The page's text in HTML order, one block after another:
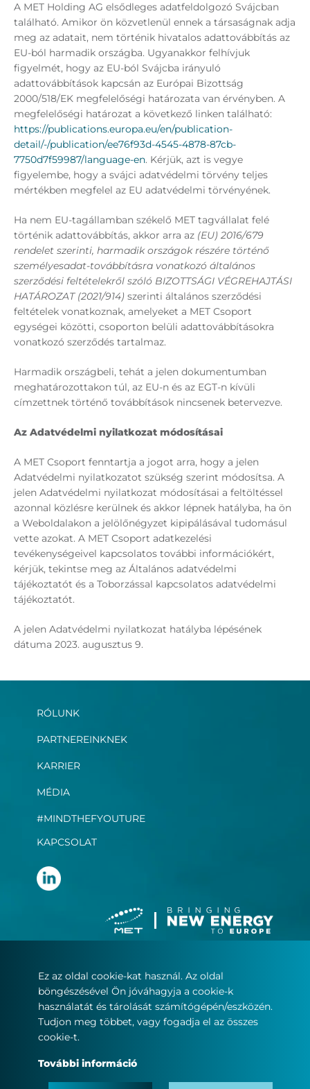
A MET Holding AG elsődleges adatfeldolgozó Svájcban
található. Amikor ön közvetlenül ennek a társaságnak adja
meg az adatait, nem történik hivatalos adattovábbítás az
EU-ból harmadik országba. Ugyanakkor felhívjuk
figyelmét, hogy az EU-ból Svájcba irányuló
adattovábbítások kapcsán az Európai Bizottság
2000/518/EK megfelelőségi határozata van érvényben. A
megfelelőségi határozat a következő linken található:
https://publications.europa.eu/en/publication-
detail/-/publication/ee76f93d-4545-4878-87cb-
7750d7f59987/language-en. Kérjük, azt is vegye
figyelembe, hogy a svájci adatvédelmi törvény teljes
mértékben megfelel az EU adatvédelmi törvényének.
Ha nem EU-tagállamban székelő MET tagvállalat felé
történik adattovábbítás, akkor arra az (EU) 2016/679
rendelet szerinti, harmadik országok részére történő
személyesadat-továbbításra vonatkozó általános
szerződési feltételekről szóló BIZOTTSÁGI VÉGREHAJTÁSI
HATÁROZAT (2021/914) szerinti általános szerződési
feltételek vonatkoznak, amelyeket a MET Csoport
egységei közötti, csoporton belüli adattovábbításokra
vonatkozó szerződés tartalmaz.
Harmadik országbeli, tehát a jelen dokumentumban
meghatározottakon túl, az EU-n és az EGT-n kívüli
címzettnek történő továbbítások nincsenek betervezve.
Az Adatvédelmi nyilatkozat módosításai
A MET Csoport fenntartja a jogot arra, hogy a jelen
Adatvédelmi nyilatkozatot szükség szerint módosítsa. A
jelen Adatvédelmi nyilatkozat módosításai a feltöltéssel
azonnal közlésre kerülnek és akkor lépnek hatályba, ha ön
a Weboldalakon a jelölőnégyzet kipipálásával tudomásul
vette azokat. A MET Csoport adatkezelési
tevékenységeivel kapcsolatos további információkért,
kérjük, tekintse meg az Általános adatvédelmi
tájékoztatót és a Toborzással kapcsolatos adatvédelmi
tájékoztatót.
A jelen Adatvédelmi nyilatkozat hatályba lépésének
dátuma 2023. augusztus 9.
RÓLUNK
PARTNEREINKNEK
KARRIER
MÉDIA
#MINDTHEFYOUTURE
KAPCSOLAT
Felhasználási feltételek
Adatvédelmi nyilatkozat
Sütikezelés
MET.com – Minden jog fenntartva.
Ez az oldal cookie-kat használ. Az oldal
böngészésével Ön jóváhagyja a cookie-k
használatát és tárolását számítógépén/eszközén.
Tudjon meg többet, vagy fogadja el az összes
cookie-t.
További információ